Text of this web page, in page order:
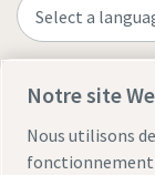
Notre site
Nous utilisons
fonctionnement